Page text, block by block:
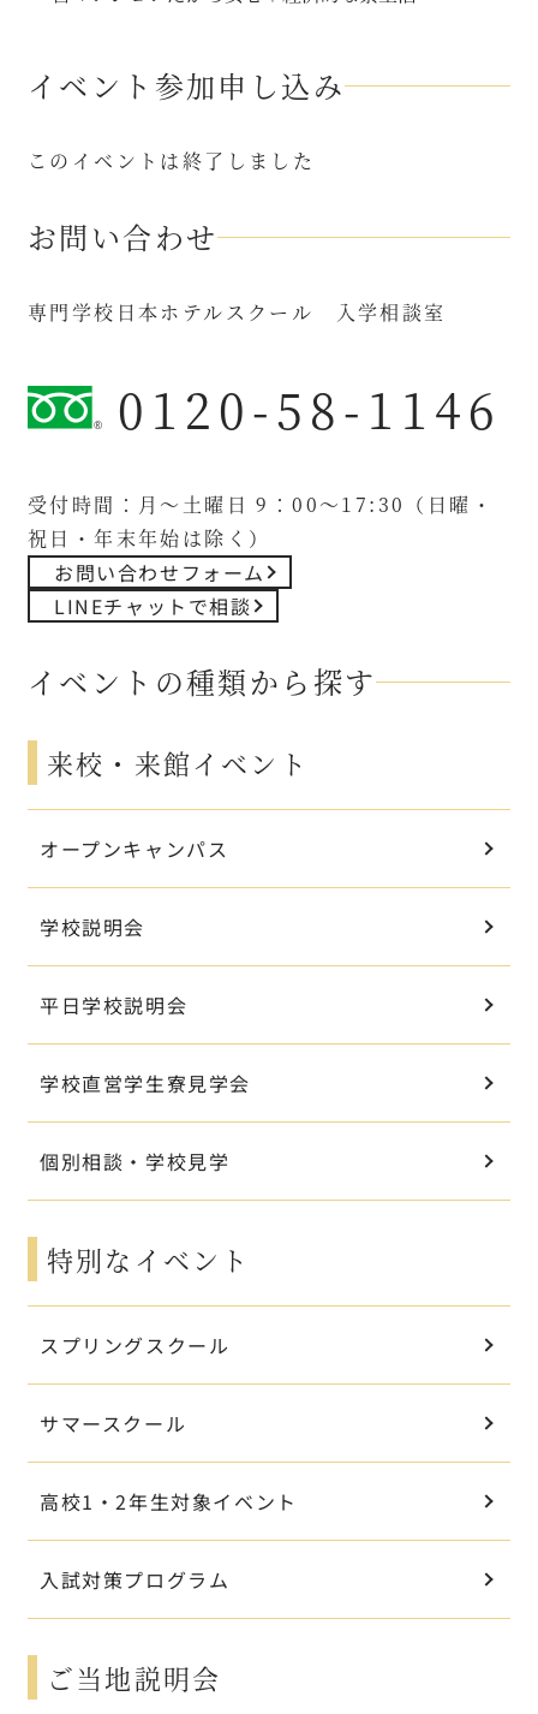
イベント参加申し込み
このイベントは終了しました
お問い合わせ
専門学校日本ホテルスクール 入学相談室
0120-58-1146
受付時間：月～土曜日 9：00～17:30（日曜・
祝日・年末年始は除く）
お問い合わせフォーム
LINEチャットで相談
イベントの種類から探す
来校・来館イベント
オープンキャンパス
学校説明会
平日学校説明会
学校直営学生寮見学会
個別相談・学校見学
特別なイベント
スプリングスクール
サマースクール
高校1・2年生対象イベント
入試対策プログラム
ご当地説明会